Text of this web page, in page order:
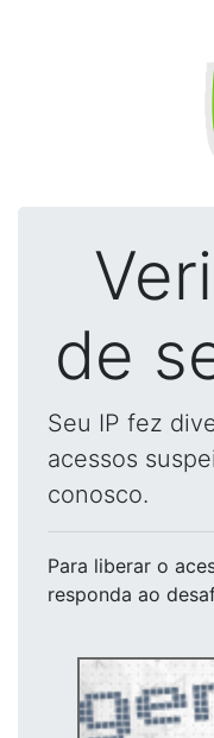
de
Seu IP fez
acessos
conosco.
Para liberar o
responda ao